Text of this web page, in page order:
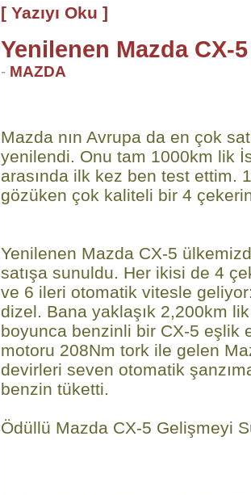
[ Yazıyı Oku ]
Yenilenen Mazda CX-5
- MAZDA
Mazda nın Avrupa da en çok
yenilendi. Onu tam 1000km lik
arasında ilk kez ben test ettim.
gözüken çok kaliteli bir 4
Yenilenen Mazda CX-5
satışa sunuldu. Her ikisi de 4
ve 6 ileri otomatik vitesle
dizel. Bana yaklaşık 2,200km
boyunca benzinli bir CX-5 eşlik
motoru 208Nm tork ile gelen
devirleri seven otomatik
benzin tüketti.
Ödüllü Mazda CX-5 Gelişmeyi